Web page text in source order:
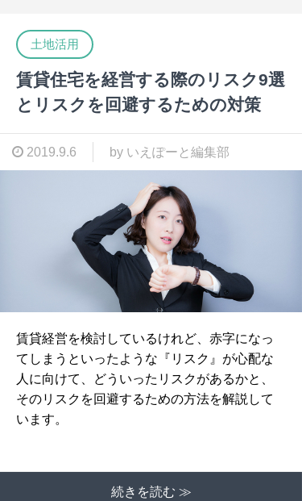
土地活用
賃貸住宅を経営する際のリスク9選
とリスクを回避するための対策
2019.9.6 by いえぽーと編集部
賃貸経営を検討しているけれど、赤字になっ
てしまうといったような『リスク』が心配な
人に向けて、どういったリスクがあるかと、
そのリスクを回避するための方法を解説して
います。
続きを読む ≫